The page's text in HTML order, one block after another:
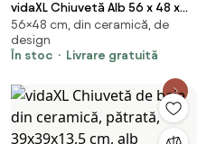
vidaXL Chiuvetă Alb 56 x 48 x
42 cm Ceramică Smălțuită
56×48 cm, din ceramică, de
design
În stoc
Livrare gratuită